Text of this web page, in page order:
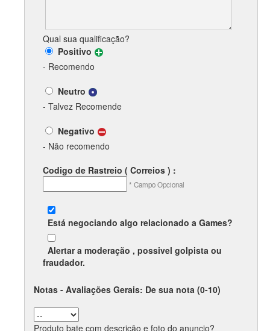
Qual sua qualificação?
Positivo
- Recomendo
Neutro
- Talvez Recomende
Negativo
- Não recomendo
Codigo de Rastreio ( Correios ) :
* Campo Opcional
Está negociando algo relacionado a Games?
Alertar a moderação , possivel golpista ou
fraudador.
Notas - Avaliações Gerais: De sua nota (0-10)
Produto bate com descrição e foto do anuncio?